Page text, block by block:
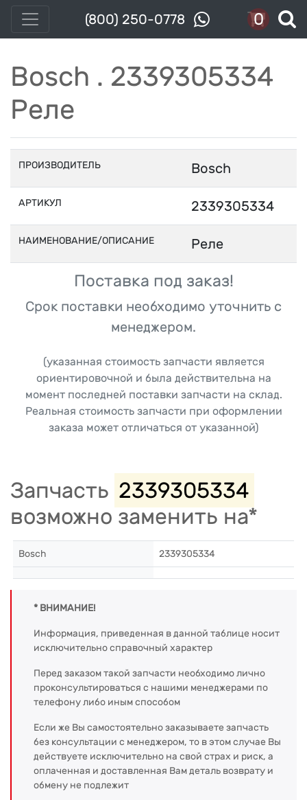
(800) 250-0778 0
Bosch . 2339305334
Реле
ПРОИЗВОДИТЕЛЬ Bosch
АРТИКУЛ 2339305334
НАИМЕНОВАНИЕ/ОПИСАНИЕ Реле
Поставка под заказ!
Срок поставки необходимо уточнить с
менеджером.
(указанная стоимость запчасти является
ориентировочной и была действительна на
момент последней поставки запчасти на склад.
Реальная стоимость запчасти при оформлении
заказа может отличаться от указанной)
Запчасть 2339305334
возможно заменить на*
Bosch 2339305334
* ВНИМАНИЕ!
Информация, приведенная в данной таблице носит
исключительно справочный характер
Перед заказом такой запчасти необходимо лично
проконсультироваться с нашими менеджерами по
телефону либо иным способом
Если же Вы самостоятельно заказываете запчасть
без консультации с менеджером, то в этом случае Вы
действуете исключительно на свой страх и риск, а
оплаченная и доставленная Вам деталь возврату и
обмену не подлежит